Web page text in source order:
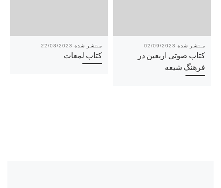
22/08/2023
کتاب لمعات
02/09/2023
کتاب صوتی اربعین در
فرهنگ شیعه